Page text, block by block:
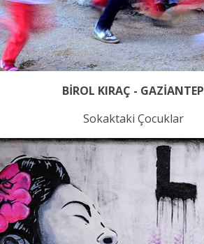
BİROL KIRAÇ - GAZİANTEP
Sokaktaki Çocuklar